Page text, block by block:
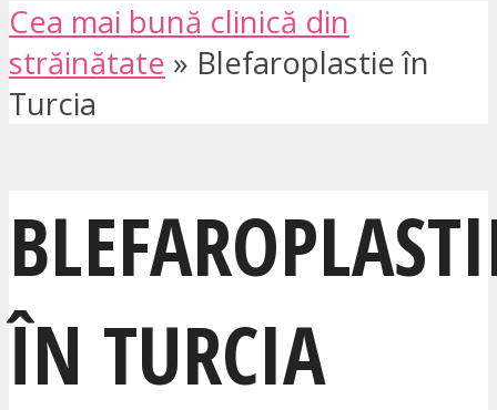
Cea mai bună clinică din
străinătate » Blefaroplastie în
Turcia
ÎN TURCIA